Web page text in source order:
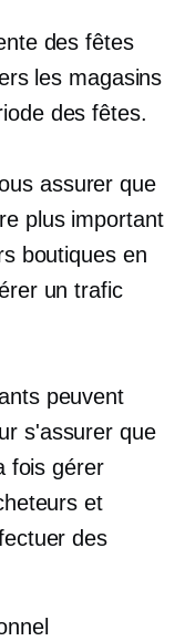
des fêtes
les magasins
des fêtes.
assurer que
plus important
boutiques en
un trafic
peuvent
s'assurer que
fois gérer
et
des